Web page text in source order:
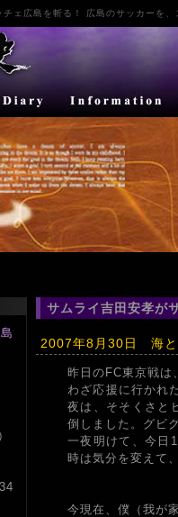
チェ広島 を斬る！ 広島のサッカーを
34
サムライ吉田安孝が
2007年8月30日 海と
昨日のFC東京戦は
わざ応援に行かれ
夜は、そそくさと
倒しました。グビ
一夜明けて、今日
時は気分を変えて
今現在、僕（我が家